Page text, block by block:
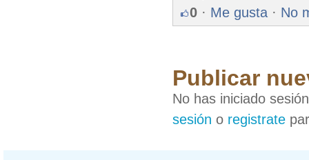
0 · Me gusta · No
Publicar
No has iniciado
sesión o registrate